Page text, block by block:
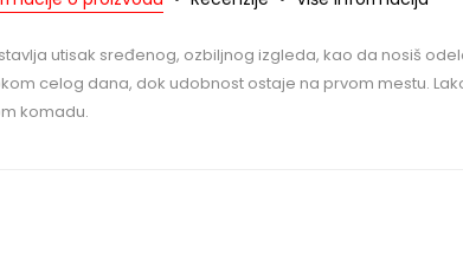
utisak sređenog, ozbiljnog izgleda, kao da nosiš
celog dana, dok udobnost ostaje na prvom mestu.
komadu.